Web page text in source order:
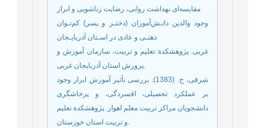
مقایسه‌ای بهداشت روانی، رضایت زناشویی و ابراز
وجود والدین دانـش‌آموزان (دختـر و پسر) کم‌تـوان
ذهنـی و عادی در اسـتان آذربایـجان
غربی. پژوهشکدة تعلیم و تربیت، سازمان آموزش و
پرورش استان آذربایجان غربی.
شرقی، ح. (1383). بررسی تأثیر آموزش ابراز وجود
بر عملکرد تحصیلی، افسردگی، و پرخاشگری
دانشجویان مراکز تربیت معلم اهواز. پژوهشکدة تعلیم
و تربیت استان خوزستان.